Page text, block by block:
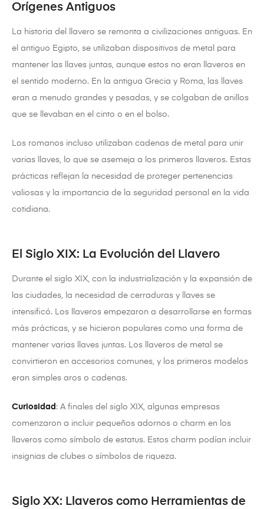
Orígenes Antiguos
La historia del llavero se remonta a civilizaciones antiguas. En
el antiguo Egipto, se utilizaban dispositivos de metal para
mantener las llaves juntas, aunque estos no eran llaveros en
el sentido moderno. En la antigua Grecia y Roma, las llaves
eran a menudo grandes y pesadas, y se colgaban de anillos
que se llevaban en el cinto o en el bolso.
Los romanos incluso utilizaban cadenas de metal para unir
varias llaves, lo que se asemeja a los primeros llaveros. Estas
prácticas reflejan la necesidad de proteger pertenencias
valiosas y la importancia de la seguridad personal en la vida
cotidiana.
El Siglo XIX: La Evolución del Llavero
Durante el siglo XIX, con la industrialización y la expansión de
las ciudades, la necesidad de cerraduras y llaves se
intensificó. Los llaveros empezaron a desarrollarse en formas
más prácticas, y se hicieron populares como una forma de
mantener varias llaves juntas. Los llaveros de metal se
convirtieron en accesorios comunes, y los primeros modelos
eran simples aros o cadenas.
Curiosidad : A finales del siglo XIX, algunas empresas
comenzaron a incluir pequeños adornos o charm en los
llaveros como símbolo de estatus. Estos charm podían incluir
insignias de clubes o símbolos de riqueza.
Siglo XX: Llaveros como Herramientas de